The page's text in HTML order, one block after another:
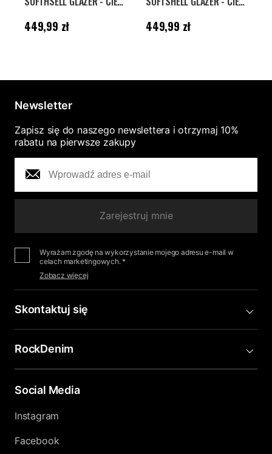
Cena: 449,99 zł
449,99 zł
Cena: 449,99 zł
449,99 zł
Newsletter
Zapisz się do naszego newslettera i otrzymaj 10%
rabatu na pierwsze zakupy
Zarejestruj mnie
Wyrażam zgodę na wykorzystanie mojego adresu e-mail w
celach marketingowych. *
Zobacz więcej
Skontaktuj się
RockDenim
Social Media
Instagram
Facebook